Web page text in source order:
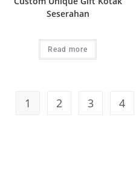
Seserahan
Read more
1 2 3 4